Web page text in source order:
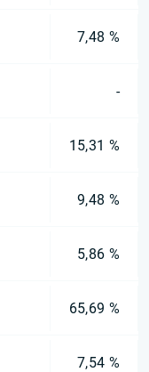
7,48 %
-
15,31 %
9,48 %
5,86 %
65,69 %
7,54 %